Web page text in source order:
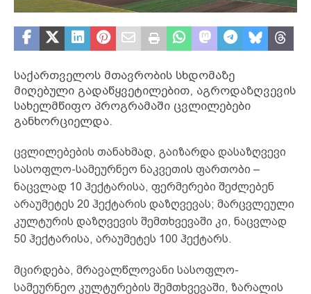
საქართველოს მთავრობის სხდომაზე
მიღებული გადაწყვეტილებით, აგროდაზღვევის
სახელმწიფო პროგრამაში ცვლილებები
განხორციელდა.
ცვლილებების თანახმად, გაიზარდა დასაზღვევი
სასოფლო-სამეურნეო ნაკვეთის ფართობი –
ნაცვლად 10 ჰექტარისა, ფერმერები შეძლებენ
არაუმეტეს 20 ჰექტარის დაზღვევას; მარცვლეული
კულტურის დაზღვევის შემთხვევაში კი, ნაცვლად
50 ჰექტარისა, არაუმეტეს 100 ჰექტარს.
მცირდება, მრავალწლოვანი სასოფლო-
სამეურნეო კულტურების შემთხვევაში, ზარალის